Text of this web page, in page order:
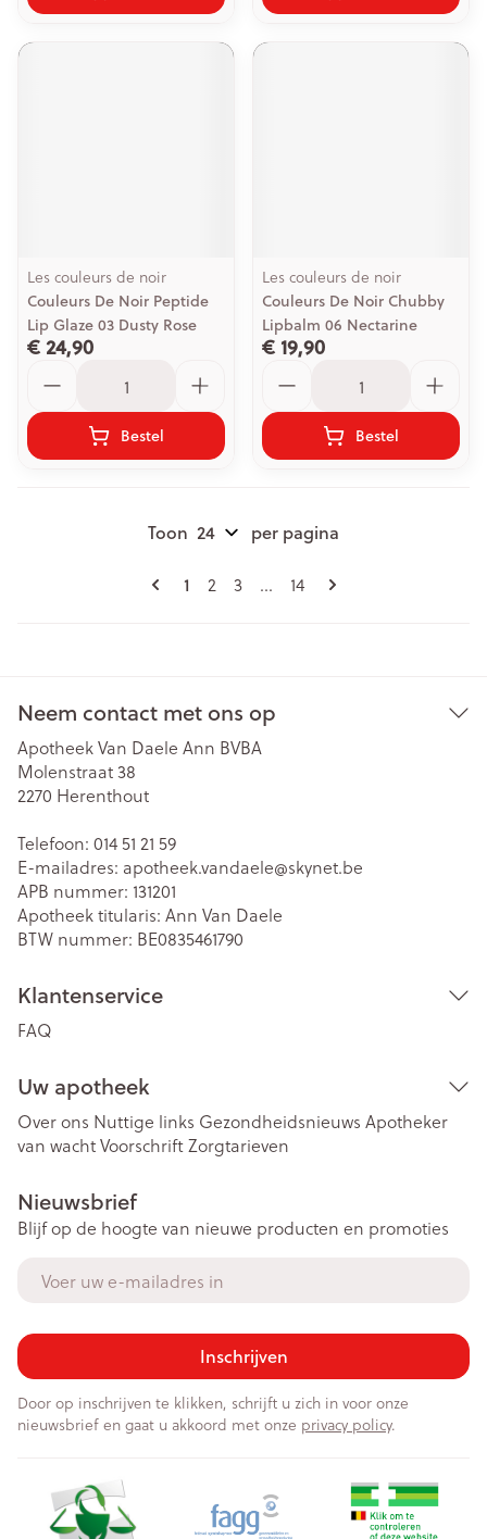
Les couleurs de noir
Couleurs De Noir Peptide
Lip Glaze 03 Dusty Rose
€ 24,90
Bestel
Les couleurs de noir
Couleurs De Noir Chubby
Lipbalm 06 Nectarine
€ 19,90
Bestel
Pagina's
U lees momenteel pagina
1 Pagina
2 Pagina
3 ... Pagina
14
Toon per pagina
Neem contact met ons op
Apotheek Van Daele Ann BVBA
Molenstraat 38
2270 Herenthout
Telefoon: 014 51 21 59
E-mailadres: apotheek.vandaele@skynet.be
APB nummer: 131201
Apotheek titularis: Ann Van Daele
BTW nummer: BE0835461790
Klantenservice
FAQ
Uw apotheek
Over ons Nuttige links Gezondheidsnieuws Apotheker
van wachtVoorschriftZorgtarieven
Nieuwsbrief
Blijf op de hoogte van nieuwe producten en promoties
Inschrijven
Door op inschrijven te klikken, schrijft u zich in voor onze
nieuwsbrief en gaat u akkoord met onze privacy policy.